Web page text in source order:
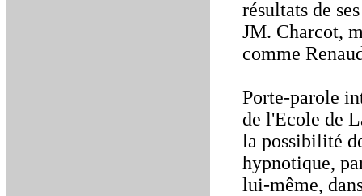
résultats de
JM. Charcot,
comme
Porte-parole
de l'Ecole de
la possibilité
hypnotique,
lui-même,